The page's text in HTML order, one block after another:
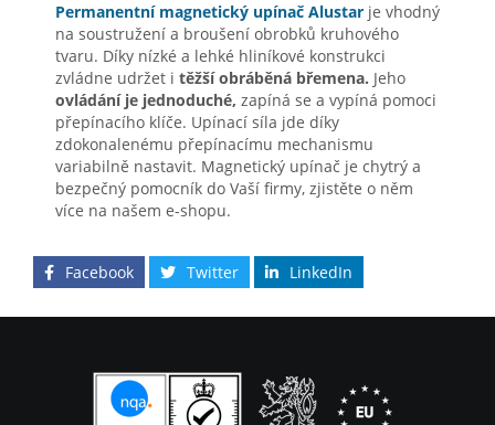
Permanentní magnetický upínač Alustar je vhodný
na soustružení a broušení obrobků kruhového
tvaru. Díky nízké a lehké hliníkové konstrukci
zvládne udržet i těžší obráběná břemena. Jeho
ovládání je jednoduché, zapíná se a vypíná pomoci
přepínacího klíče. Upínací síla jde díky
zdokonalenému přepínacímu mechanismu
variabilně nastavit. Magnetický upínač je chytrý a
bezpečný pomocník do Vaší firmy, zjistěte o něm
více na našem e-shopu.
Facebook Twitter LinkedIn